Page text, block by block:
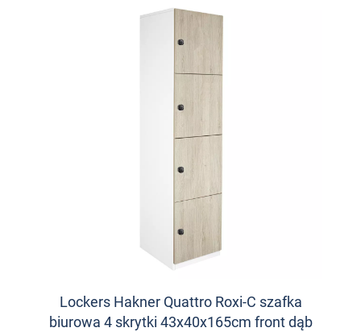
Lockers Hakner Quattro Roxi-C szafka
biurowa 4 skrytki 43x40x165cm front dąb